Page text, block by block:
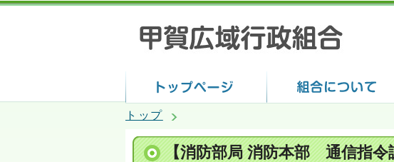
トップ
【消防部局 消防本部 通信指令